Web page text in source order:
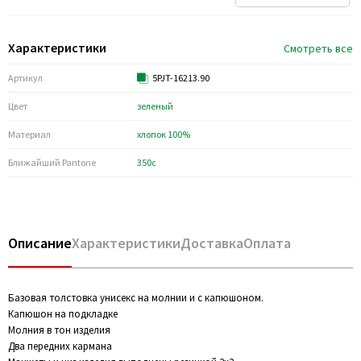
Характеристики Смотреть все
Артикул 5PJT-16213.90
Цвет зеленый
Материал хлопок 100%
Ближайший Pantone 350c
ОписаниеХарактеристикиДоставкаОплата
Базовая толстовка унисекс на молнии и с капюшоном.
Капюшон на подкладке
Молния в тон изделия
Два передних кармана